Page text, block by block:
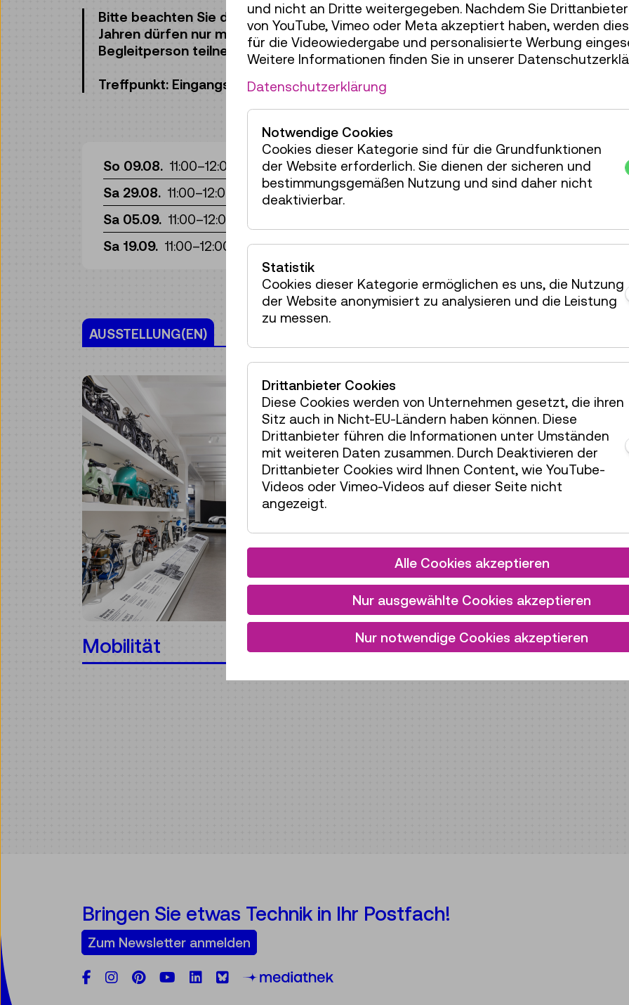
Bitte beachten Sie die Altersangaben! Kinder unter 8
Jahren dürfen nur mit einer erwachsenen
Begleitperson teilnehmen.
Treffpunkt: Eingangshalle, Ebene 0
So 09.08. 11:00–12:00 Workshop 16 Plätze frei
Sa 29.08. 11:00–12:00 Workshop 16 Plätze frei
Sa 05.09. 11:00–12:00
Sa 19.09. 11:00–12:00 Workshop 16 Plätze frei
AUSSTELLUNG(EN)
Mobilität
Bringen Sie etwas Technik in Ihr Postfach!
Zum Newsletter anmelden
Facebook
Instagram
Pinterest
YouTube
LinkedIn
Bluesky
und nicht an Dritte weitergegeben. Nachdem Sie
von YouTube, Vimeo oder Meta akzeptiert haben, werden
für die Videowiedergabe und personalisierte Werbung
Weitere Informationen finden Sie in unserer
Datenschutzerklärung
Notwendige Cookies
Cookies dieser Kategorie sind für die Grundfunktionen
der Website erforderlich. Sie dienen der sicheren und
bestimmungsgemäßen Nutzung und sind daher nicht
deaktivierbar.
Statistik
Cookies dieser Kategorie ermöglichen es uns, die Nutzung
der Website anonymisiert zu analysieren und die Leistung
zu messen.
Drittanbieter Cookies
Diese Cookies werden von Unternehmen gesetzt, die ihren
Sitz auch in Nicht-EU-Ländern haben können. Diese
Drittanbieter führen die Informationen unter Umständen
mit weiteren Daten zusammen. Durch Deaktivieren der
Drittanbieter Cookies wird Ihnen Content, wie YouTube-
Videos oder Vimeo-Videos auf dieser Seite nicht
angezeigt.
Alle Cookies akzeptieren
Nur ausgewählte Cookies akzeptieren
Nur notwendige Cookies akzeptieren